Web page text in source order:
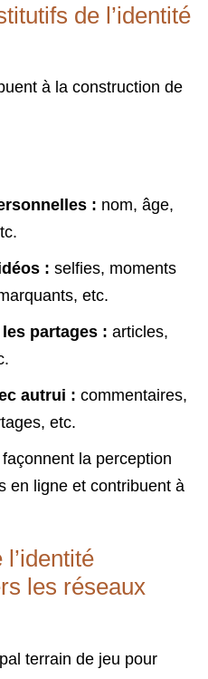
de l’identité
à la construction de
: nom, âge,
: selfies, moments
etc.
partages : articles,
autrui : commentaires,
etc.
la perception
en ligne et contribuent à
les réseaux
terrain de jeu pour